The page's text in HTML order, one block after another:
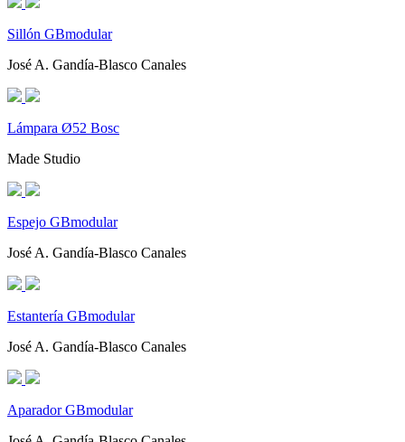
Sillón GBmodular
José A. Gandía-Blasco Canales
Lámpara Ø52 Bosc
Made Studio
Espejo GBmodular
José A. Gandía-Blasco Canales
Estantería GBmodular
José A. Gandía-Blasco Canales
Aparador GBmodular